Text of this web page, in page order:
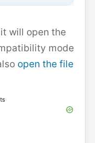
will open the
mode
open the file